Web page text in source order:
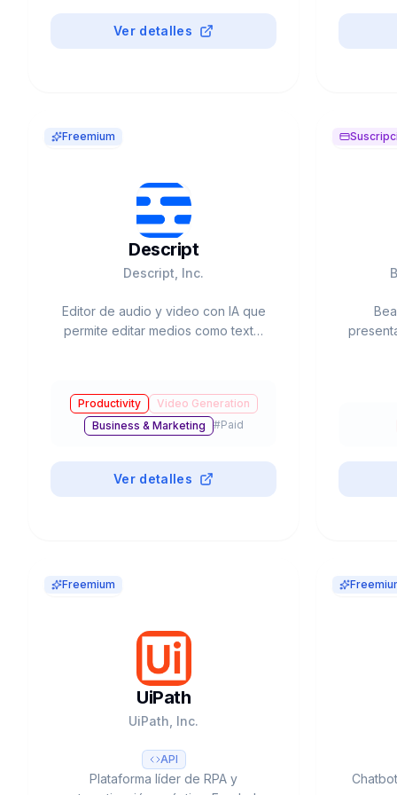
Ver detalles
Freemium
Descript
Descript, Inc.
Editor de audio y video con IA que
permite editar medios como texto.
Underlord AI y SquadCast.
Productivity
Video Generation
Business & Marketing
#Paid
Ver detalles
Freemium
UiPath
UiPath, Inc.
API
Plataforma líder de RPA y